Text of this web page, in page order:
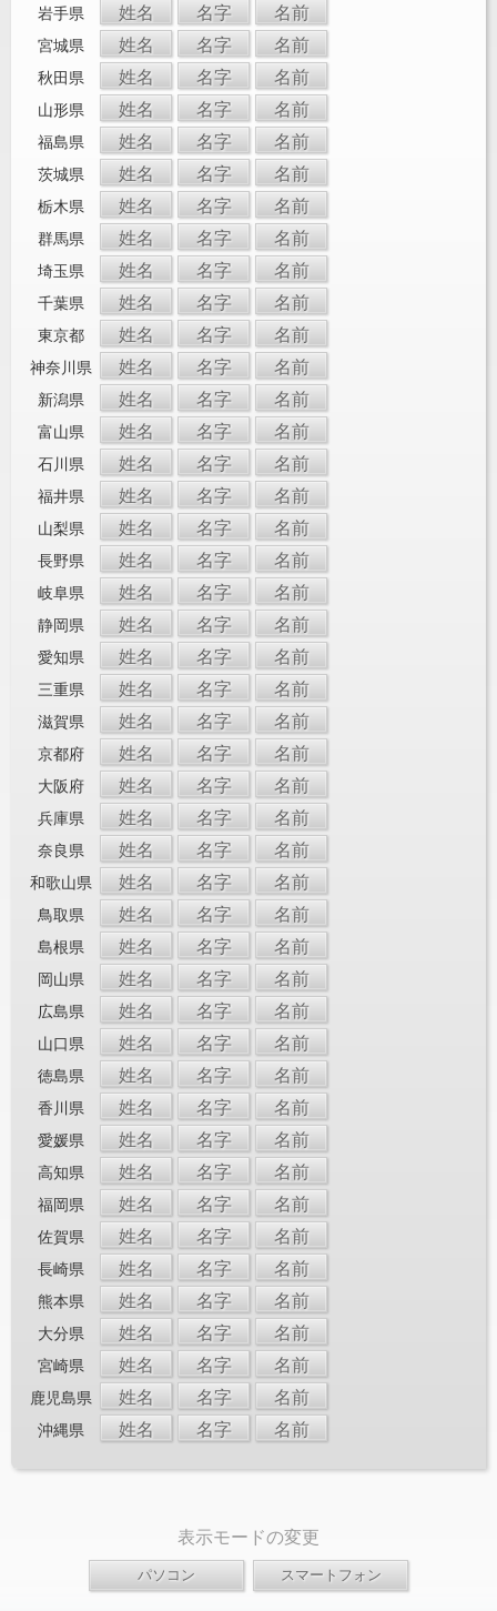
岩手県 姓名 名字 名前
宮城県 姓名 名字 名前
秋田県 姓名 名字 名前
山形県 姓名 名字 名前
福島県 姓名 名字 名前
茨城県 姓名 名字 名前
栃木県 姓名 名字 名前
群馬県 姓名 名字 名前
埼玉県 姓名 名字 名前
千葉県 姓名 名字 名前
東京都 姓名 名字 名前
神奈川県 姓名 名字 名前
新潟県 姓名 名字 名前
富山県 姓名 名字 名前
石川県 姓名 名字 名前
福井県 姓名 名字 名前
山梨県 姓名 名字 名前
長野県 姓名 名字 名前
岐阜県 姓名 名字 名前
静岡県 姓名 名字 名前
愛知県 姓名 名字 名前
三重県 姓名 名字 名前
滋賀県 姓名 名字 名前
京都府 姓名 名字 名前
大阪府 姓名 名字 名前
兵庫県 姓名 名字 名前
奈良県 姓名 名字 名前
和歌山県 姓名 名字 名前
鳥取県 姓名 名字 名前
島根県 姓名 名字 名前
岡山県 姓名 名字 名前
広島県 姓名 名字 名前
山口県 姓名 名字 名前
徳島県 姓名 名字 名前
香川県 姓名 名字 名前
愛媛県 姓名 名字 名前
高知県 姓名 名字 名前
福岡県 姓名 名字 名前
佐賀県 姓名 名字 名前
長崎県 姓名 名字 名前
熊本県 姓名 名字 名前
大分県 姓名 名字 名前
宮崎県 姓名 名字 名前
鹿児島県 姓名 名字 名前
沖縄県 姓名 名字 名前
表示モードの変更